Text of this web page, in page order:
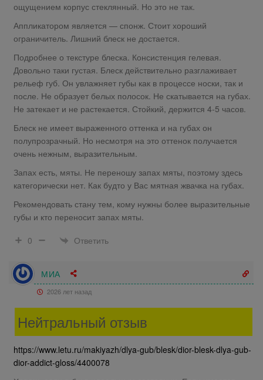
ощущением корпус стеклянный. Но это не так.
Аппликатором является — спонж. Стоит хороший
ограничитель. Лишний блеск не достается.
Подробнее о текстуре блеска. Консистенция гелевая.
Довольно таки густая. Блеск действительно разглаживает
рельеф губ. Он увлажняет губы как в процессе носки, так и
после. Не образует белых полосок. Не скатывается на губах.
Не затекает и не растекается. Стойкий, держится 4-5 часов.
Блеск не имеет выраженного оттенка и на губах он
полупрозрачный. Но несмотря на это оттенок получается
очень нежным, выразительным.
Запах есть, мяты. Не переношу запах мяты, поэтому здесь
категорически нет. Как будто у Вас мятная жвачка на губах.
Рекомендовать стану тем, кому нужны более выразительные
губы и кто переносит запах мяты.
0
Ответить
МИА
2026 лет назад
Нейтральный отзыв
https://www.letu.ru/makiyazh/dlya-gub/blesk/dior-blesk-dlya-gub-
dior-addict-gloss/4400078